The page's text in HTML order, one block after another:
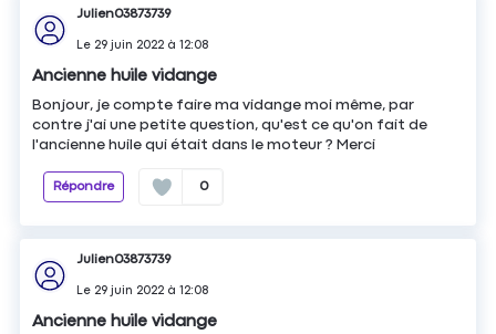
Julien03873739
Le 29 juin 2022 à12:08
Ancienne huile vidange
Bonjour, je compte faire ma vidange moi même, par
contre j'ai une petite question, qu'est ce qu'on fait de
l'ancienne huile qui était dans le moteur ? Merci
Répondre 0
Julien03873739
Le 29 juin 2022 à12:08
Ancienne huile vidange